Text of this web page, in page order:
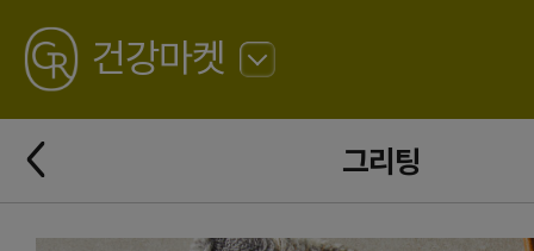
GREATING
건강마켓
로
그리팅
뒤
로
가